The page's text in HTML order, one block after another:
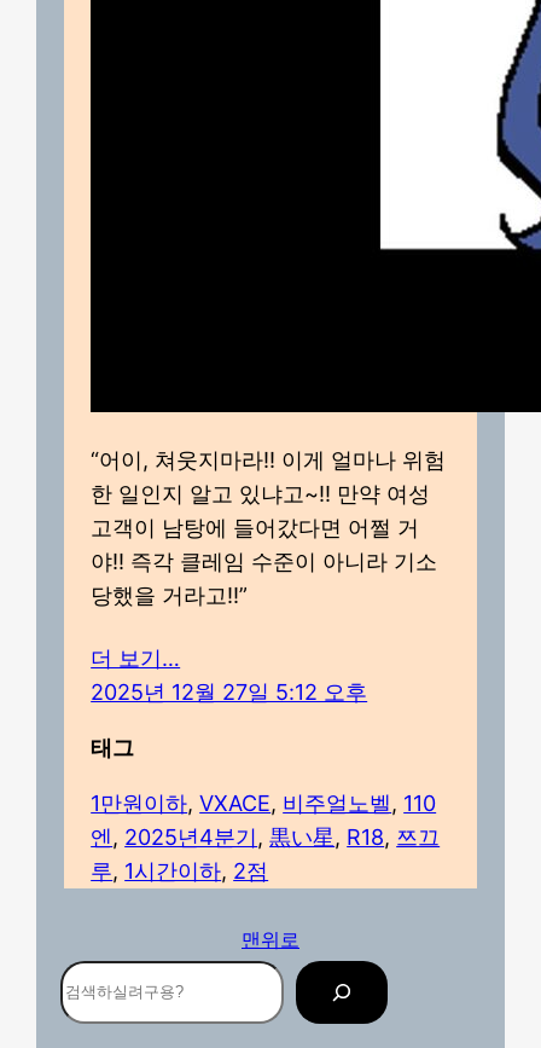
“어이, 쳐웃지마라!! 이게 얼마나 위험
한 일인지 알고 있냐고~!! 만약 여성
고객이 남탕에 들어갔다면 어쩔 거
야!! 즉각 클레임 수준이 아니라 기소
당했을 거라고!!”
더 보기…
2025년 12월 27일 5:12 오후
태그
1만원이하, VXACE, 비주얼노벨, 110
엔, 2025년4분기 , 黒い星, R18, 쯔끄
루, 1시간이하, 2점
맨위로